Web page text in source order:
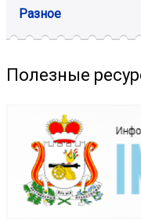
Разное
Полезные